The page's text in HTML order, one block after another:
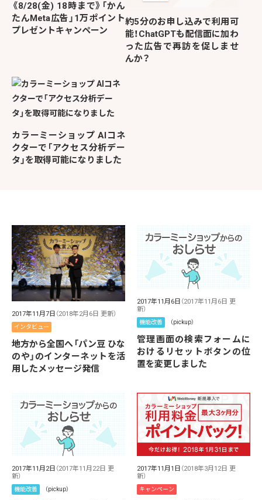
《8/28(金) 18時まで》「かん
たんMeta広告」1万ポイント
プレゼントキャンペーン
約5分のお申し込みで利用可
能！ChatGPTも配信面に加わ
った広告で再訪を促しませ
んか？
カラーミーショップ AIコネ
クターで「アクセス分析デー
タ」を取得可能になりました
2017年11月7日 （2018年2月6日 更新）
インタビュー
地方から全国へ「パン豆 ひな
のや」のインターネットを活
用したメッセージ発信
2017年11月6日 （2017年11月6日 更
新）
機能改善 （pickup）
管理画面の検索フォームに
おけるリセットボタンの位
置を変更しました
2017年11月2日 （2017年11月22日 更
新）
機能改善 （pickup）
2017年11月1日 （2018年3月12日 更
新）
キャンペーン